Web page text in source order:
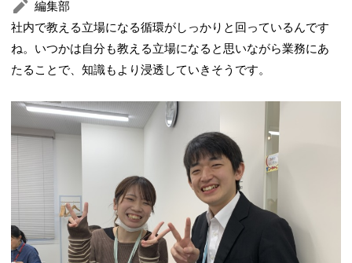
編集部
社内で教える立場になる循環がしっかりと回っているんです
ね。いつかは自分も教える立場になると思いながら業務にあ
たることで、知識もより浸透していきそうです。